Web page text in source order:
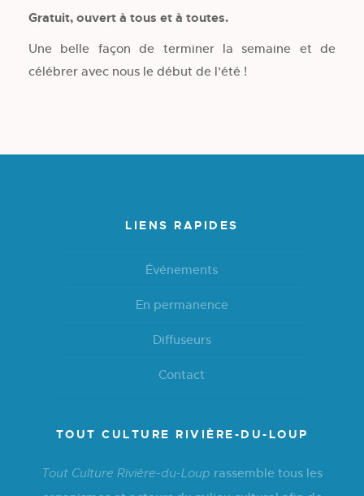
Gratuit, ouvert à tous et à toutes.
Une belle façon de terminer la semaine et de
célébrer avec nous le début de l’été !
LIENS RAPIDES
Événements
En permanence
Diffuseurs
Contact
TOUT CULTURE RIVIÈRE-DU-LOUP
Tout Culture Rivière-du-Loup rassemble tous les